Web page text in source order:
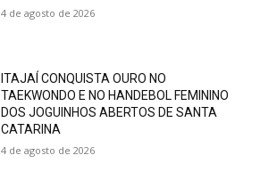
4 de agosto de 2026
ITAJAÍ CONQUISTA OURO NO
TAEKWONDO E NO HANDEBOL FEMININO
DOS JOGUINHOS ABERTOS DE SANTA
CATARINA
4 de agosto de 2026